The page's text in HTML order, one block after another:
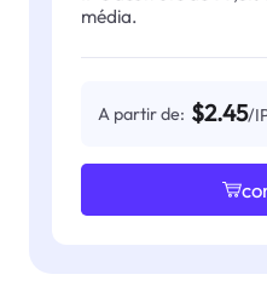
média.
A partir de: $2.45/